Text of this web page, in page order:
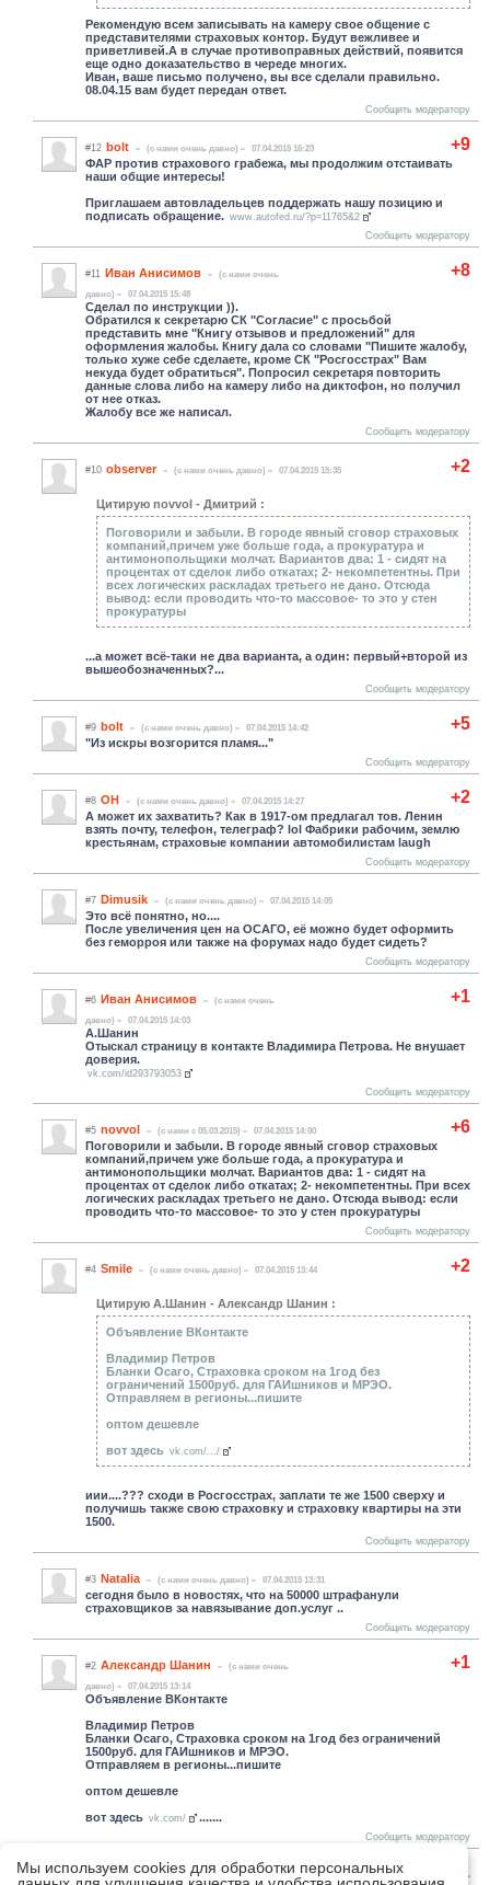
Рекомендую всем записывать на камеру свое общение с
представителями страховых контор. Будут вежливее и
приветливей.А в случае противоправных действий, появится
еще одно доказательство в череде многих.
Иван, ваше письмо получено, вы все сделали правильно.
08.04.15 вам будет передан ответ.
Сообщить модератору
+9
#12 bolt (c нами очень давно) 07.04.2015 16:23
ФАР против страхового грабежа, мы продолжим отстаивать
наши общие интересы!
Приглашаем автовладельцев поддержать нашу позицию и
подписать обращение. www.autofed.ru/?p=11765&2
Сообщить модератору
+8
#11 Иван Анисимов
(c нами очень
давно)
07.04.2015 15:48
Сделал по инструкции )).
Обратился к секретарю СК "Согласие" с просьбой
представить мне "Книгу отзывов и предложений" для
оформления жалобы. Книгу дала со словами "Пишите жалобу,
только хуже себе сделаете, кроме СК "Росгосстрах" Вам
некуда будет обратиться". Попросил секретаря повторить
данные слова либо на камеру либо на диктофон, но получил
от нее отказ.
Жалобу все же написал.
Сообщить модератору
+2
#10 observer (c нами очень давно) 07.04.2015 15:35
Цитирую novvol - Дмитрий :
Поговорили и забыли. В городе явный сговор страховых
компаний,причем уже больше года, а прокуратура и
антимонопольщики молчат. Вариантов два: 1 - сидят на
процентах от сделок либо откатах; 2- некомпетентны. При
всех логических раскладах третьего не дано. Отсюда
вывод: если проводить что-то массовое- то это у стен
прокуратуры
...а может всё-таки не два варианта, а один: первый+второй из
вышеобозначенных?...
Сообщить модератору
+5
#9 bolt (c нами очень давно) 07.04.2015 14:42
"Из искры возгорится пламя..."
Сообщить модератору
+2
#8 ОН (c нами очень давно) 07.04.2015 14:27
А может их захватить? Как в 1917-ом предлагал тов. Ленин
взять почту, телефон, телеграф? lol Фабрики рабочим, землю
крестьянам, страховые компании автомобилистам laugh
Сообщить модератору
#7 Dimusik (c нами очень давно) 07.04.2015 14:05
Это всё понятно, но....
После увеличения цен на ОСАГО, её можно будет оформить
без геморроя или также на форумах надо будет сидеть?
Сообщить модератору
+1
#6 Иван Анисимов
(c нами очень
давно)
07.04.2015 14:03
А.Шанин
Отыскал страницу в контакте Владимира Петрова. Не внушает
доверия.
vk.com/id293793053
Сообщить модератору
+6
#5 novvol (c нами с 05.03.2015) 07.04.2015 14:00
Поговорили и забыли. В городе явный сговор страховых
компаний,причем уже больше года, а прокуратура и
антимонопольщики молчат. Вариантов два: 1 - сидят на
процентах от сделок либо откатах; 2- некомпетентны. При всех
логических раскладах третьего не дано. Отсюда вывод: если
проводить что-то массовое- то это у стен прокуратуры
Сообщить модератору
+2
#4 Smile (c нами очень давно) 07.04.2015 13:44
Цитирую А.Шанин - Александр Шанин :
Объявление ВКонтакте
Владимир Петров
Бланки Осаго, Страховка сроком на 1год без
ограничений 1500руб. для ГАИшников и МРЭО.
Отправляем в регионы...пишите
оптом дешевле
вот здесь vk.com/.../
иии....??? сходи в Росгосстрах, заплати те же 1500 сверху и
получишь также свою страховку и страховку квартиры на эти
1500.
Сообщить модератору
#3 Natalia (c нами очень давно) 07.04.2015 13:31
сегодня было в новостях, что на 50000 штрафанули
страховщиков за навязывание доп.услуг ..
Сообщить модератору
+1
#2 Александр Шанин
(c нами очень
давно)
07.04.2015 13:14
Объявление ВКонтакте
Владимир Петров
Бланки Осаго, Страховка сроком на 1год без ограничений
1500руб. для ГАИшников и МРЭО.
Отправляем в регионы...пишите
оптом дешевле
вот здесь vk.com/ .......
Сообщить модератору
+1
#1 Basil (c нами с 07.11.2014) 07.04.2015 13:09
Мы используем cookies для обработки персональных